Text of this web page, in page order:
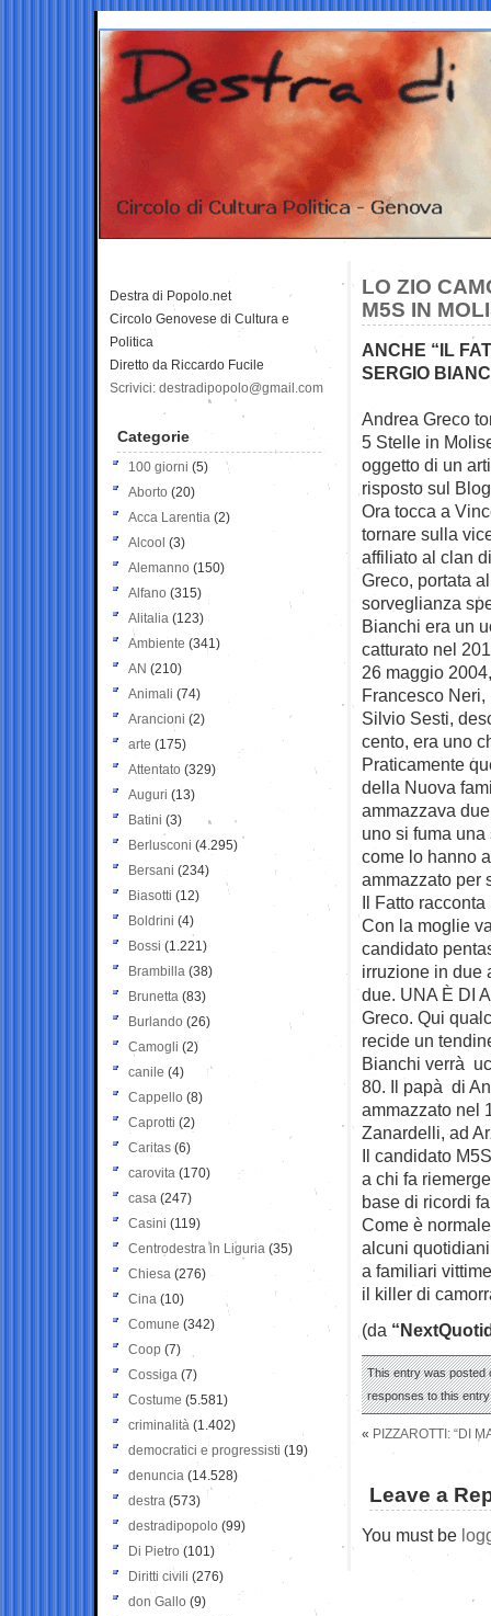
LO ZIO
M5S IN
ANCHE “IL
SERGIO
Andrea Greco
5 Stelle in
oggetto di un
risposto sul
Ora tocca a
tornare sulla
affiliato al clan
Greco, portata
sorveglianza
Bianchi era un
catturato nel
26 maggio
Francesco Neri,
Silvio Sesti,
cento, era uno
Praticamente
della Nuova
ammazzava
uno si fuma
come lo hanno
ammazzato per
Il Fatto
Con la moglie
candidato
irruzione in due
due. UNA È DI
Greco. Qui
recide un
Bianchi verrà
80. Il papà di
ammazzato nel
Zanardelli, ad
Il candidato
a chi fa
base di ricordi
Come è
alcuni
a familiari
il killer di
(da
This entry was posted
responses to this
« PIZZAROTTI: “DI
Leave a
You must be
Destra di Popolo.net
Circolo Genovese di Cultura e
Politica
Diretto da Riccardo Fucile
Scrivici: destradipopolo@gmail.com
Categorie
100 giorni (5)
Aborto (20)
Acca Larentia (2)
Alcool (3)
Alemanno (150)
Alfano (315)
Alitalia (123)
Ambiente (341)
AN (210)
Animali (74)
Arancioni (2)
arte (175)
Attentato (329)
Auguri (13)
Batini (3)
Berlusconi (4.295)
Bersani (234)
Biasotti (12)
Boldrini (4)
Bossi (1.221)
Brambilla (38)
Brunetta (83)
Burlando (26)
Camogli (2)
canile (4)
Cappello (8)
Caprotti (2)
Caritas (6)
carovita (170)
casa (247)
Casini (119)
Centrodestra in Liguria (35)
Chiesa (276)
Cina (10)
Comune (342)
Coop (7)
Cossiga (7)
Costume (5.581)
criminalità (1.402)
democratici e progressisti (19)
denuncia (14.528)
destra (573)
destradipopolo (99)
Di Pietro (101)
Diritti civili (276)
don Gallo (9)